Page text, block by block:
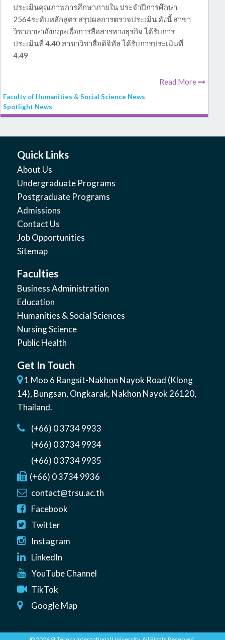
ประเมินคุณภาพการศึกษาภายใน ประจำปีการศึกษา
2564ระดับหลักสูตร สรุปผลการตรวจประเมิน ดังนี้ สาขา
วิชาภาษาอังกฤษเพื่อการสื่อสารทางธุรกิจ ได้รับการ
ประเมินที่ 4.40 สาขาวิชาสื่อดิจิทัล ได้รับการประเมินที่
4.49
Read More
Faculty of Humanities & Social Science News
Spotlight News
Quick Links
About Us
Undergraduate Programs
Postgraduate Programs
Admissions
Contact Us
Job Opportunities
Sitemap
Faculties
Business Administration
Education
Humanities & Social Sciences
Nursing Science
Public Health
Get In Touch
1 Moo 6 Rangsit-Nakhon Nayok Road (Klong
14), Bungsan, Ongkarak, Nakhon Nayok 26120,
Thailand.
(+66) 0 3734 9933
(+66) 0 3734 9934
(+66) 0 3734 9935
(+66) 0 3734 9936
contact@trsu.ac.th
Facebook
Twitter
Instagram
LinkedIn
YouTube Channel
TikTok
Google Map